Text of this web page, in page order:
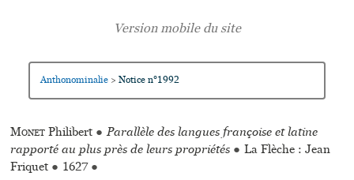
Anthonominalie > Notice n°1992
Monet Philibert ● Parallèle des langues françoise et latine
rapporté au plus près de leurs propriétés ● La Flèche : Jean
Friquet ● 1627 ●